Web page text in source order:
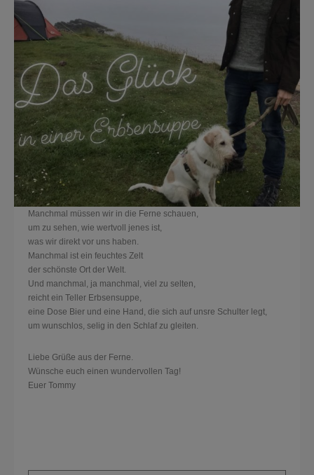
Manchmal müssen wir in die Ferne schauen,
um zu sehen, wie wertvoll jenes ist,
was wir direkt vor uns haben.
Manchmal ist ein feuchtes Zelt
der schönste Ort der Welt.
Und manchmal, ja manchmal, viel zu selten,
reicht ein Teller Erbsensuppe,
eine Dose Bier und eine Hand, die sich auf unsre Schulter legt,
um wunschlos, selig in den Schlaf zu gleiten.
Liebe Grüße aus der Ferne.
Wünsche euch einen wundervollen Tag!
Euer Tommy